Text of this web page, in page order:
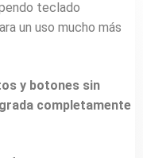
teclado
un uso mucho más
y botones sin
completamente